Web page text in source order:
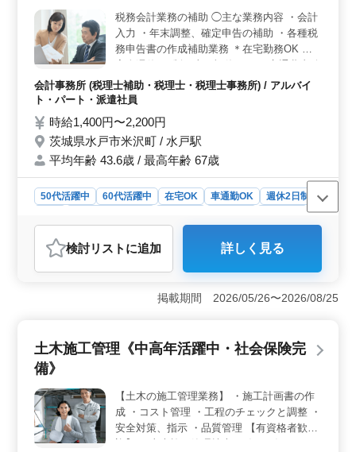
広い税務会計業務に携われる環境です。 ＜通勤しや
すく待遇面も充実＞ 勤務地は塚原駅から通いやすく、
マイカー通勤も可能です。交通費支給に加え、賞与・退
職金制度・社会保険完備など福利厚生も整っており、安
心して長く働ける環境です。
税務会計業務の補助 ◯主な業務内容 ・会計
入力 ・年末調整、確定申告の補助 ・各種税
務申告書の作成補助業務 ＊在宅勤務OK ＊
完全週休2日制（土日祝休み） ＊交通費支給
シニア世代のスタッフが活躍している職場で
す！ 会計事務所勤務で積み重ねた知識やス
会計事務所 (税理士補助・税理士・税理士事務所) / アルバイ
ト・パート・派遣社員
時給1,400円〜2,200円
茨城県水戸市米沢町 / 水戸駅
平均年齢 43.6歳 / 最高年齢 67歳
50代活躍中 60代活躍中 在宅OK 車通勤OK
週休2日制
会計事務所
おすすめポイント
＜会計事務所経験を活かせる業務内容＞ 会計入力や年
末調整・確定申告の補助、各種税務申告書の作成補助な
どを担当します。会計事務所での経験を活かしながら働
ます。土日祝休みの完全週休2日制で、残業もありませ
ん。 ＜働きやすい職場環境＞ 交通費支給があり、
きやすい職場です。
検討リスト に追加 詳しく見る
掲載期間 2026/05/26〜2026/08/25
土木施工管理《中高年活躍中・社会保険完
備》
【土木の施工管理業務】 ・施工計画書の作
成 ・コスト管理 ・工程のチェックと調整 ・
安全対策、指示 ・品質管理 【有資格者歓